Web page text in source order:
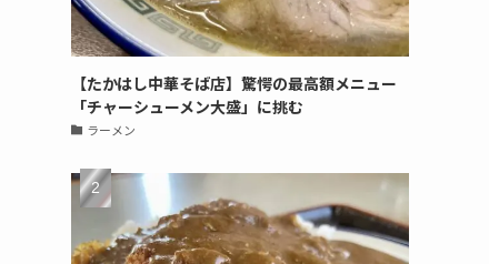
【たかはし中華そば店】驚愕の最高額メニュー
「チャーシューメン大盛」に挑む
ラーメン